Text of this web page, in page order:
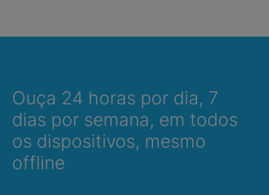
Ouça 24 horas por dia, 7
dias por semana, em todos
os dispositivos, mesmo
offline